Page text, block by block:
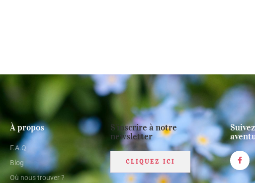
À propos
F.A.Q
Blog
Où nous trouver ?
S'inscrire à notre
newsletter
CLIQUEZ ICI